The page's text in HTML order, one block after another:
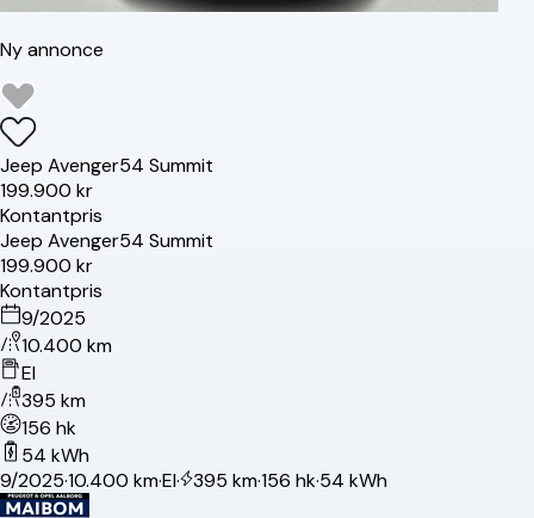
Ny annonce
Jeep Avenger54 Summit
199.900 kr
Kontantpris
Jeep Avenger54 Summit
199.900 kr
Kontantpris
9/2025
10.400 km
El
395 km
156 hk
54 kWh
9/2025·10.400 km·El· 395 km·156 hk·54 kWh